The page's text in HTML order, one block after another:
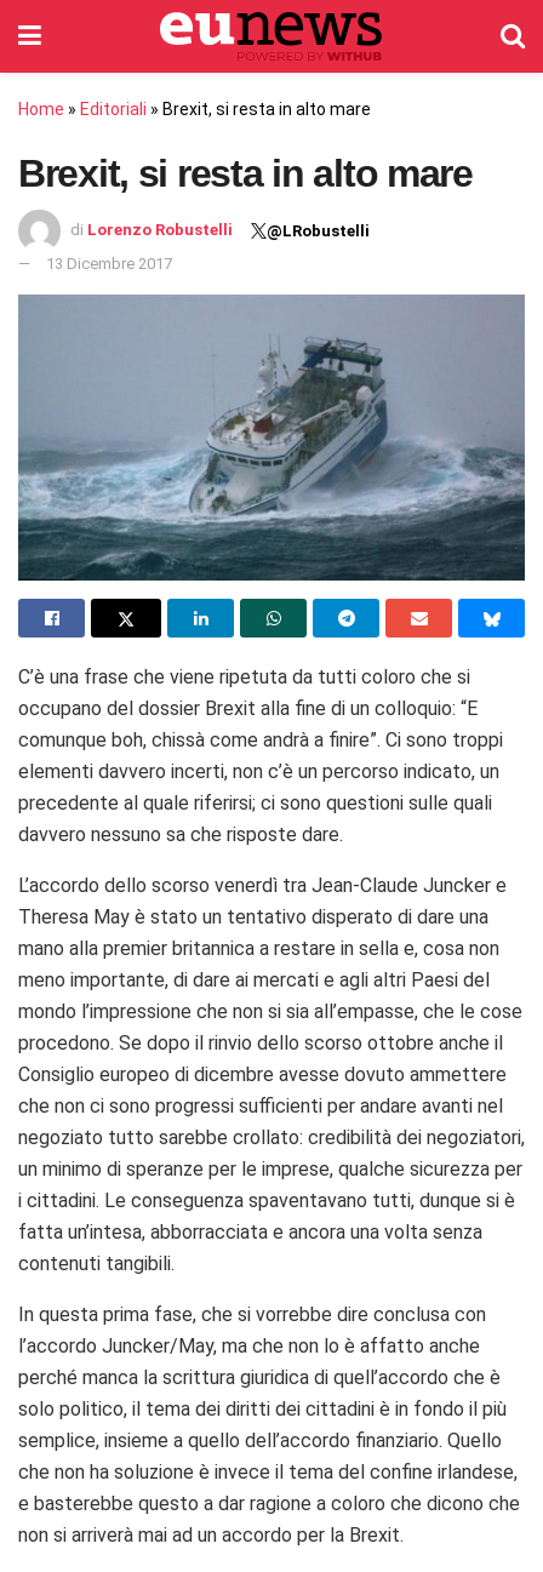
Home » Editoriali » Brexit, si resta in alto mare
Brexit, si resta in alto mare
di Lorenzo Robustelli
@LRobustelli
13 Dicembre 2017
C’è una frase che viene ripetuta da tutti coloro che si
occupano del dossier Brexit alla fine di un colloquio: “E
comunque boh, chissà come andrà a finire”. Ci sono troppi
elementi davvero incerti, non c’è un percorso indicato, un
precedente al quale riferirsi; ci sono questioni sulle quali
davvero nessuno sa che risposte dare.
L’accordo dello scorso venerdì tra Jean-Claude Juncker e
Theresa May è stato un tentativo disperato di dare una
mano alla premier britannica a restare in sella e, cosa non
meno importante, di dare ai mercati e agli altri Paesi del
mondo l’impressione che non si sia all’empasse, che le cose
procedono. Se dopo il rinvio dello scorso ottobre anche il
Consiglio europeo di dicembre avesse dovuto ammettere
che non ci sono progressi sufficienti per andare avanti nel
negoziato tutto sarebbe crollato: credibilità dei negoziatori,
un minimo di speranze per le imprese, qualche sicurezza per
i cittadini. Le conseguenza spaventavano tutti, dunque si è
fatta un’intesa, abborracciata e ancora una volta senza
contenuti tangibili.
In questa prima fase, che si vorrebbe dire conclusa con
l’accordo Juncker/May, ma che non lo è affatto anche
perché manca la scrittura giuridica di quell’accordo che è
solo politico, il tema dei diritti dei cittadini è in fondo il più
semplice, insieme a quello dell’accordo finanziario. Quello
che non ha soluzione è invece il tema del confine irlandese,
e basterebbe questo a dar ragione a coloro che dicono che
non si arriverà mai ad un accordo per la Brexit.